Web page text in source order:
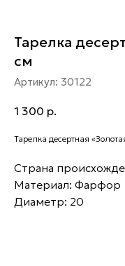
Тарелка
см
Артикул: 30122
1 300 р.
Тарелка десертная
Страна
Материал: Фарфор
Диаметр: 20